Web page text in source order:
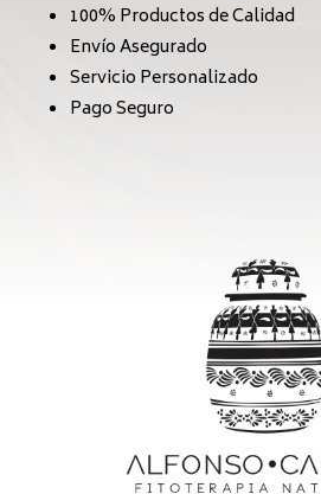
100% Productos de Calidad
Envío Asegurado
Servicio Personalizado
Pago Seguro